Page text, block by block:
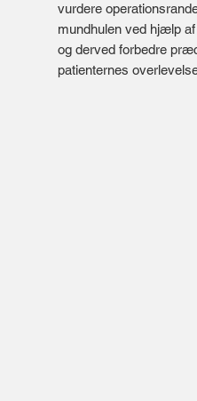
vurdere
mundhulen ved hjælp
og derved forbedre
patienternes